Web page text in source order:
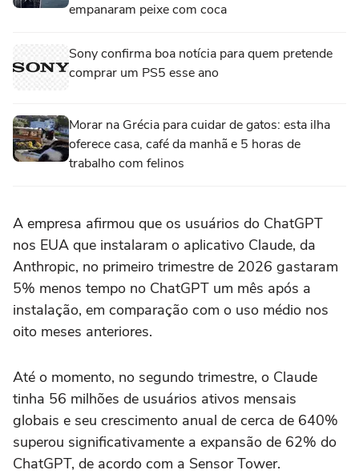
empanaram peixe com coca
Sony confirma boa notícia para quem pretende
comprar um PS5 esse ano
Morar na Grécia para cuidar de gatos: esta ilha
oferece casa, café da manhã e 5 horas de
trabalho com felinos
A ⁠empresa ‌afirmou que ‌os usuários do ChatGPT
nos EUA que instalaram o aplicativo Claude, da
Anthropic, ⁠no primeiro trimestre de 2026 gastaram
5% menos tempo no ChatGPT um mês após ‌a
instalação, em comparação com o uso médio nos
oito ⁠meses anteriores.
Até o momento, no segundo trimestre, o Claude
tinha 56 milhões de usuários ativos mensais
globais e seu crescimento anual de cerca de 640%
superou significativamente a expansão de 62% do
ChatGPT, de acordo com a Sensor Tower.